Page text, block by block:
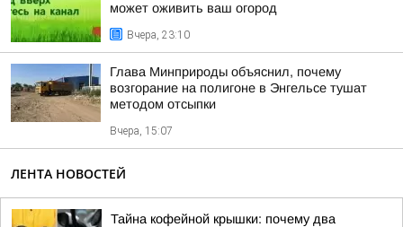
может оживить ваш огород
Вчера, 23:10
Глава Минприроды объяснил, почему
возгорание на полигоне в Энгельсе тушат
методом отсыпки
Вчера, 15:07
ЛЕНТА НОВОСТЕЙ
Тайна кофейной крышки: почему два